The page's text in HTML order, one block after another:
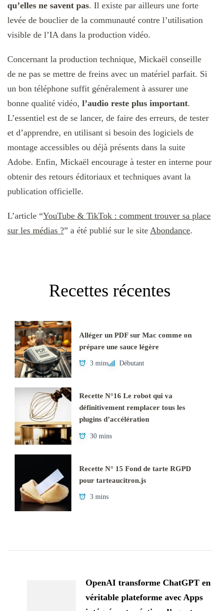
qu’elles ne savent pas. Il existe par ailleurs une forte
levée de bouclier de la communauté contre l’utilisation
visible de l’IA dans la production vidéo.
Concernant la production technique, Mickaël conseille
de ne pas se mettre de freins avec un matériel parfait. Si
un bon téléphone suffit généralement à assurer une
bonne qualité vidéo, l’audio reste plus important.
L’essentiel est de se lancer, de faire des erreurs, de tester
et d’apprendre, en utilisant si besoin des logiciels de
montage accessibles ou déjà présents dans la suite
Adobe. Enfin, Mickaël encourage à tester en interne pour
obtenir des retours éditoriaux et techniques avant la
publication officielle.
L’article “YouTube & TikTok : comment trouver sa place
sur les médias ?” a été publié sur le site Abondance.
Recettes récentes
Alléger un PDF sur Mac comme on
prépare une sauce légère
3 mins Débutant
Recette N°16 Le robot qui va
définitivement remplacer tous les
plugins d’accélération
30 mins
Recette N° 15 Fond de tarte RGPD
pour tarteaucitron.js
3 mins
OpenAI transforme ChatGPT en
véritable plateforme avec Apps